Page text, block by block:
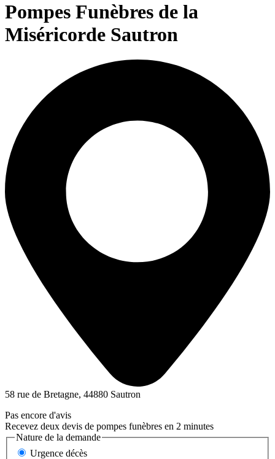
Pompes Funèbres de la
Miséricorde Sautron
58 rue de Bretagne, 44880 Sautron
Pas encore d'avis
Recevez deux devis de pompes funèbres en 2 minutes
Nature de la demande
Urgence décès